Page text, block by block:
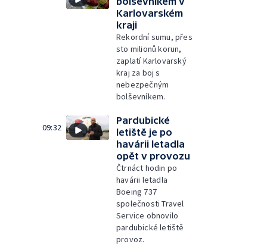
Karlovarském
kraji
Rekordní sumu, přes
sto milionů korun,
zaplatí Karlovarský
kraj za boj s
nebezpečným
bolševníkem.
09:32
Pardubické
letiště je po
havárii letadla
opět v provozu
Čtrnáct hodin po
havárii letadla
Boeing 737
společnosti Travel
Service obnovilo
pardubické letiště
provoz.